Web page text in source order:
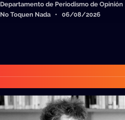
Departamento de Periodismo de Opinión
No Toquen Nada • 06/08/2026